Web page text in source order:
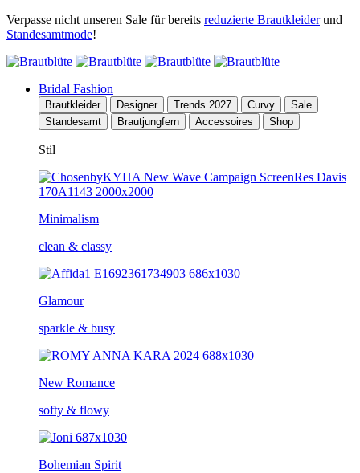
Verpasse nicht unseren Sale für bereits reduzierte Brautkleiderund
Standesamtmode!
Bridal Fashion
Brautkleider Designer Trends 2027 Curvy
Sale
Standesamt
Brautjungfern Accessoires Shop
Stil
Minimalism
clean & classy
Glamour
sparkle & busy
New Romance
softy & flowy
Bohemian Spirit